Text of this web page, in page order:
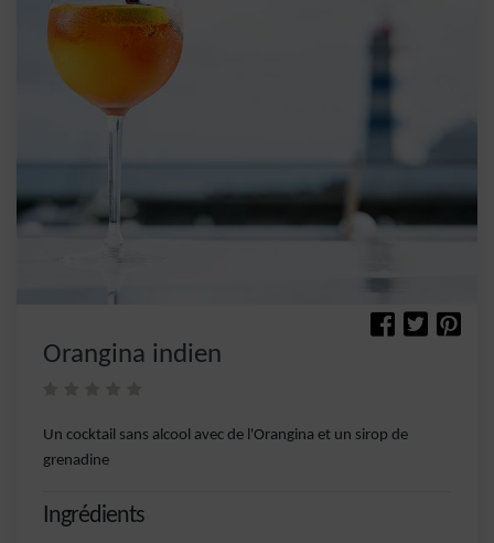
Orangina indien
Un cocktail sans alcool avec de l'Orangina et un sirop de
grenadine
Ingrédients